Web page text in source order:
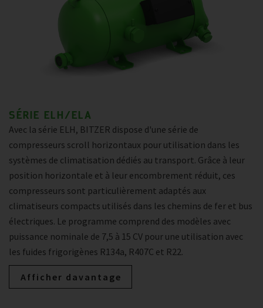
SÉRIE ELH/ELA
Avec la série ELH, BITZER dispose d'une série de
compresseurs scroll horizontaux pour utilisation dans les
systèmes de climatisation dédiés au transport. Grâce à leur
position horizontale et à leur encombrement réduit, ces
compresseurs sont particulièrement adaptés aux
climatiseurs compacts utilisés dans les chemins de fer et bus
électriques. Le programme comprend des modèles avec
puissance nominale de 7,5 à 15 CV pour une utilisation avec
les fuides frigorigènes R134a, R407C et R22.
Afficher davantage